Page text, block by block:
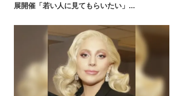
展開催「若い人に見てもらいたい」...